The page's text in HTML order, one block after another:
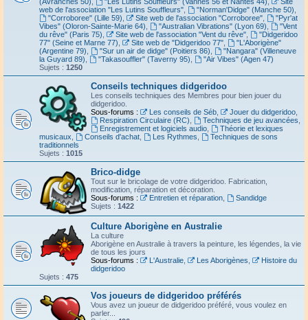
web de l'association "Les Lutins Souffleurs"
"Norman'Didge" (Manche 50)
"Corroboree" (Lille 59)
Site web de l'association "Corroboree",
"Pyr'at
Vibes" (Oloron-Sainte-Marie 64)
"Australian Vibrations" (Lyon 69)
"Vent
du rêve" (Paris 75)
Site web de l'association "Vent du rêve",
"Didgeridoo
77" (Seine et Marne 77)
Site web de "Didgeridoo 77",
"L'Aborigène"
(Argentine 79)
"Sur un air de didge" (Poitiers 86)
"Nangara" (Villeneuve
la Guyard 89)
"Takasouffler" (Taverny 95)
"Air Vibes" (Agen 47)
Sujets : 1250
Conseils techniques didgeridoo
Les conseils techniques des Membres pour bien jouer du
didgeridoo.
Sous-forums :
Les conseils de Séb, Jouer du didgeridoo,
Respiration Circulaire (RC)
Techniques de jeu avancées
Enregistrement et logiciels audio,
Théorie et lexiques
musicaux
Conseils d'achat, Les Rythmes
Techniques de sons
traditionnels
Sujets : 1015
Brico-didge
Tout sur le bricolage de votre didgeridoo. Fabrication,
modification, réparation et décoration.
Sous-forums :
Entretien et réparation,
Sandidge
Sujets : 1422
Culture Aborigène en Australie
La culture
Aborigène en Australie à travers la peinture, les légendes, la vie
de tous les jours
Sous-forums :
L'Australie, Les Aborigènes
Histoire du
didgeridoo
Sujets : 475
Vos joueurs de didgeridoo préférés
Vous avez un joueur de didgeridoo préféré, vous voulez en
parler...